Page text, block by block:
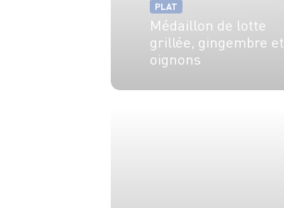
PLAT
Médaillon de lotte
grillée, gingembre et
oignons